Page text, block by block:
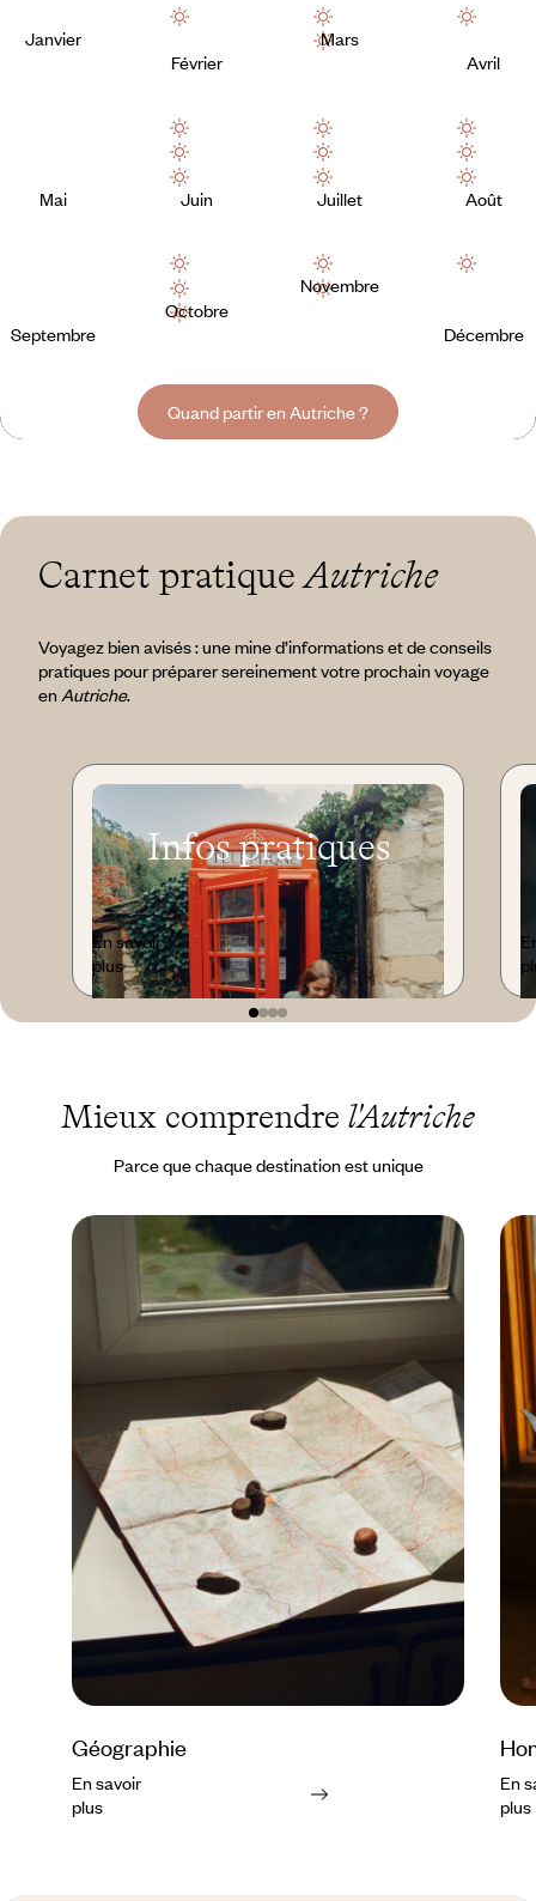
Janvier
Février
Mars
Avril
Mai Juin Juillet Août
Septembre
Octobre
Novembre
Décembre
Quand partir en Autriche ?
Carnet pratiqueAutriche
Voyagez bien avisés : une mine d’informations et de conseils
pratiques pour préparer sereinement votre prochain voyage
enAutriche.
Infos pratiques
En savoir
plus
Mieux comprendre l'Autriche
Parce que chaque destination est unique
Géographie
En savoir
plus
En
plus